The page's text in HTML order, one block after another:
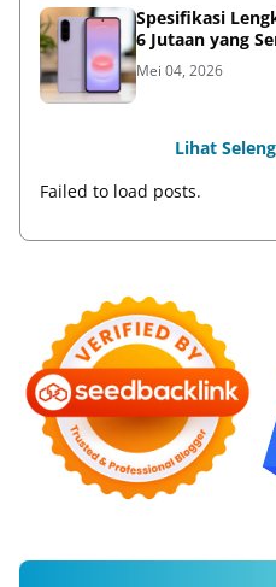
Spesifikasi
6 Jutaan yang
Mei 04, 2026
Lihat
Failed to load posts.